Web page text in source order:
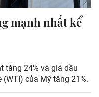
mạnh nhất kể
tăng 24% và giá dầu
(WTI) của Mỹ tăng 21%.